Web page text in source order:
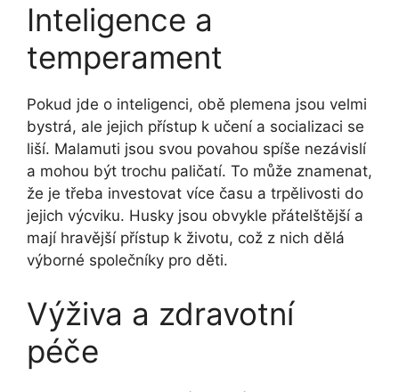
Inteligence a
temperament
Pokud jde o inteligenci, obě plemena jsou velmi
bystrá, ale jejich přístup k učení a socializaci se
liší. Malamuti jsou svou povahou spíše nezávislí
a mohou být trochu paličatí. To může znamenat,
že je třeba investovat více času a trpělivosti do
jejich výcviku. Husky jsou obvykle přátelštější a
mají hravější přístup k životu, což z nich dělá
výborné společníky pro děti.
Výživa a zdravotní
péče